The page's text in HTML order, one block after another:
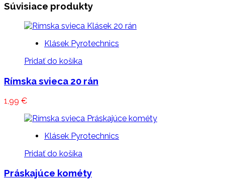
Súvisiace produkty
Klásek Pyrotechnics
Pridať do košíka
Rímska svieca 20 rán
1,99 €
Klásek Pyrotechnics
Pridať do košíka
Práskajúce kométy